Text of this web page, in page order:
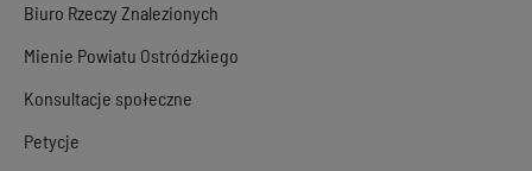
Biuro Rzeczy Znalezionych
Mienie Powiatu Ostródzkiego
Konsultacje społeczne
Petycje